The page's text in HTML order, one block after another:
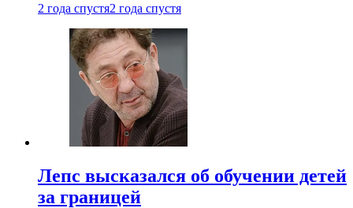
2 года спустя2 года спустя
Лепс высказался об обучении детей
за границей